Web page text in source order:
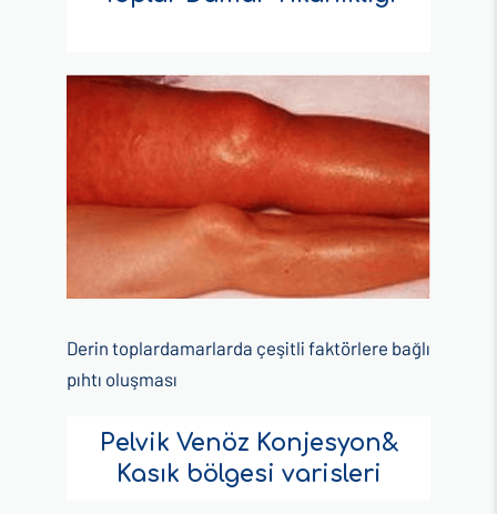
Derin toplardamarlarda çeşitli faktörlere bağlı
pıhtı oluşması
Pelvik Venöz Konjesyon&
Kasık bölgesi varisleri